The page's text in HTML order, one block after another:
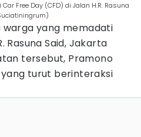
Free Day (CFD) di Jalan H.R. Rasuna
yang memadati
Rasuna Said, Jakarta
tersebut, Pramono
yang turut berinteraksi